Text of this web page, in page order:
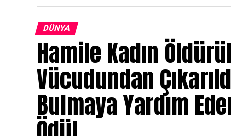
edilmek üzere başka bir bölüme götürüldü.
Cenaze görevlisi hareket ettiğini fark etti
Cenaze görevlisi Regina Célia Paschoal,
hareket ettiğini fark etti. Görevlinin
almaya çalışır gibi sesler çıkarmaya
Bunun üzerine hastane ekibine hemen
DÜNYA
Hamile Kadın
Vücudundan
Bulmaya Yardım